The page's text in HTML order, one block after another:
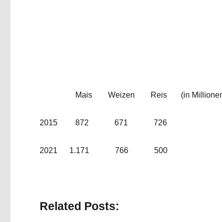
Mais Weizen Reis (in Millionen
2015 872 671 726
2021 1.171 766 500
Related Posts: